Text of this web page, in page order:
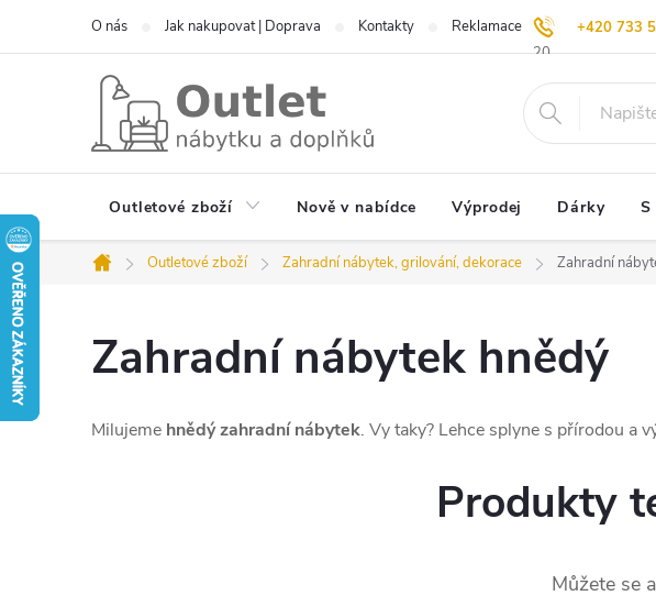
+420 733
20
O nás Jak nakupovat | Doprava Kontakty Reklamace | Vrácení zboží
Outletové zboží Nově v nabídce Výprodej Dárky S
Domů
Outletové zboží Zahradní nábytek, grilování, dekorace Zahradní
Zahradní nábytek hnědý
Milujeme hnědý zahradní nábytek. Vy taky? Lehce splyne s přírodou a
Produkty
Můžete se